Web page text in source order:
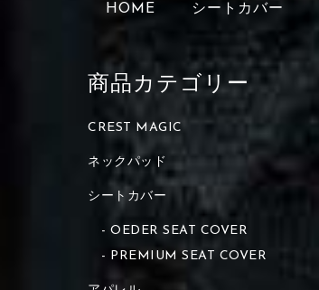
HOME シートカバー
商品カテゴリー
CREST MAGIC
ネックパッド
シートカバー
OEDER SEAT COVER
PREMIUM SEAT COVER